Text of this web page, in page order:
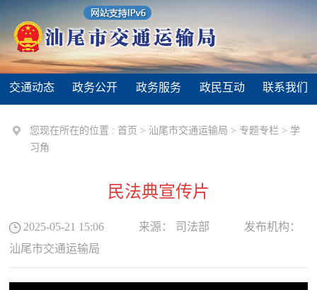
交通动态 政务公开 政务服务 政民互动 联系我们
您现在所在的位置 : 首页 > 汕尾市交通运输局 > 专题专栏 > 学
习角
民法典宣传片
2025-05-21 15:06 来源： 司法部
发布机构：
汕尾市交通运输局